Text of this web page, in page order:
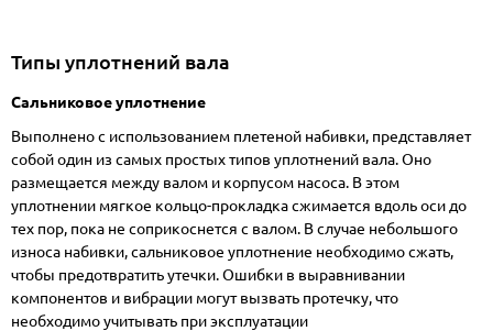
Типы уплотнений вала
Сальниковое уплотнение
Выполнено с использованием плетеной набивки, представляет
собой один из самых простых типов уплотнений вала. Оно
размещается между валом и корпусом насоса. В этом
уплотнении мягкое кольцо-прокладка сжимается вдоль оси до
тех пор, пока не соприкоснется с валом. В случае небольшого
износа набивки, сальниковое уплотнение необходимо сжать,
чтобы предотвратить утечки. Ошибки в выравнивании
компонентов и вибрации могут вызвать протечку, что
необходимо учитывать при эксплуатации